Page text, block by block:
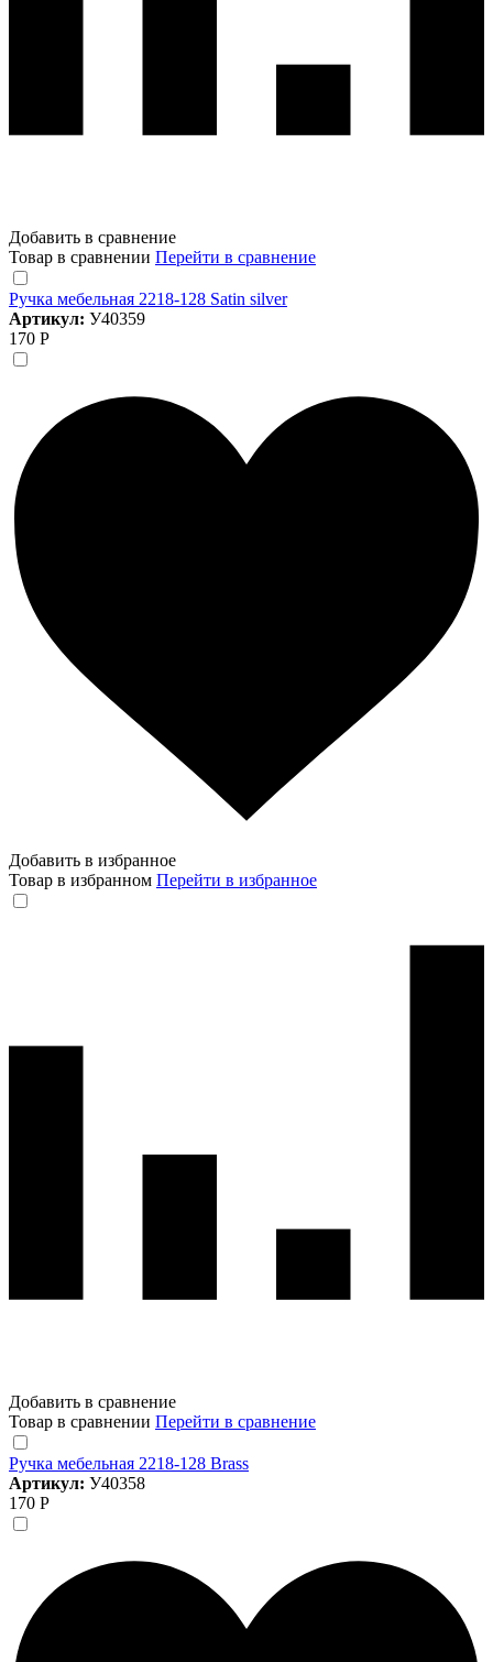
Добавить в сравнение
Товар в сравнении Перейти в сравнение
Ручка мебельная 2218-128 Satin silver
Артикул: У40359
170 Р
Добавить в избранное
Товар в избранном Перейти в избранное
Добавить в сравнение
Товар в сравнении Перейти в сравнение
Ручка мебельная 2218-128 Brass
Артикул: У40358
170 Р